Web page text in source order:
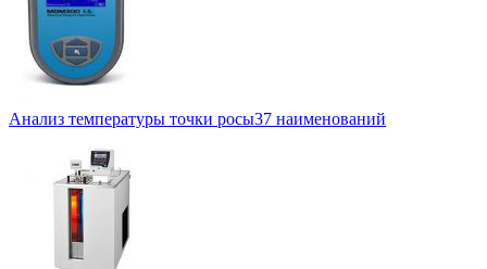
Анализ температуры точки росы37 наименований